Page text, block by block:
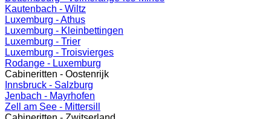
Kautenbach - Wiltz
Luxemburg - Athus
Luxemburg - Kleinbettingen
Luxemburg - Trier
Luxemburg - Troisvierges
Rodange - Luxemburg
Cabineritten - Oostenrijk
Innsbruck - Salzburg
Jenbach - Mayrhofen
Zell am See - Mittersill